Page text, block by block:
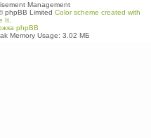
Management
phpBB Limited Color scheme created with
It.
phpBB
Memory Usage: 3.02 МБ